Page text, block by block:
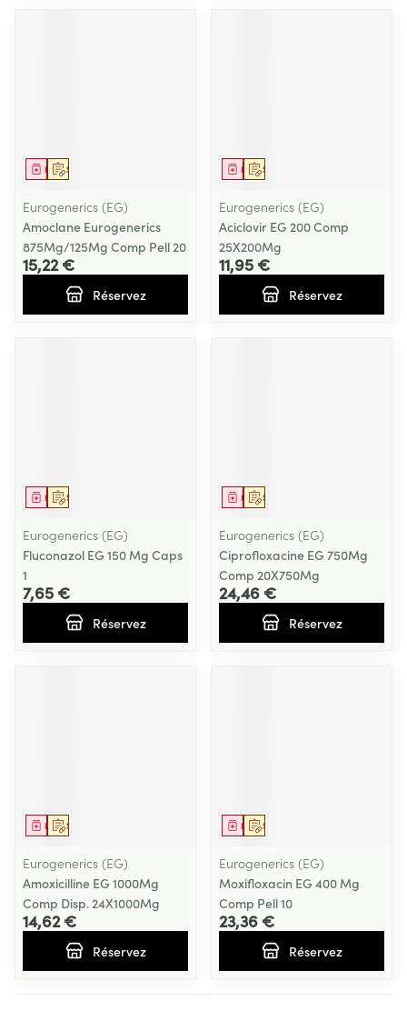
Sur prescription
Médicament
Eurogenerics (EG)
Amoclane Eurogenerics
875Mg/125Mg Comp Pell 20
15,22 €
Réservez
Sur prescription
Médicament
Eurogenerics (EG)
Aciclovir EG 200 Comp
25X200Mg
11,95 €
Réservez
Sur prescription
Médicament
Eurogenerics (EG)
Fluconazol EG 150 Mg Caps
1
7,65 €
Réservez
Sur prescription
Médicament
Eurogenerics (EG)
Ciprofloxacine EG 750Mg
Comp 20X750Mg
24,46 €
Réservez
Sur prescription
Médicament
Eurogenerics (EG)
Amoxicilline EG 1000Mg
Comp Disp. 24X1000Mg
14,62 €
Réservez
Sur prescription
Médicament
Eurogenerics (EG)
Moxifloxacin EG 400 Mg
Comp Pell 10
23,36 €
Réservez